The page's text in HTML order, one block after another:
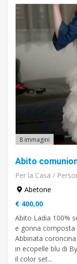
A
8 immagini
Abito
Per la Casa /
Abetone
€ 400,00
Abito Ladia 100%
e gonna composta
Abbinata
in ecopelle blu di
il color set...